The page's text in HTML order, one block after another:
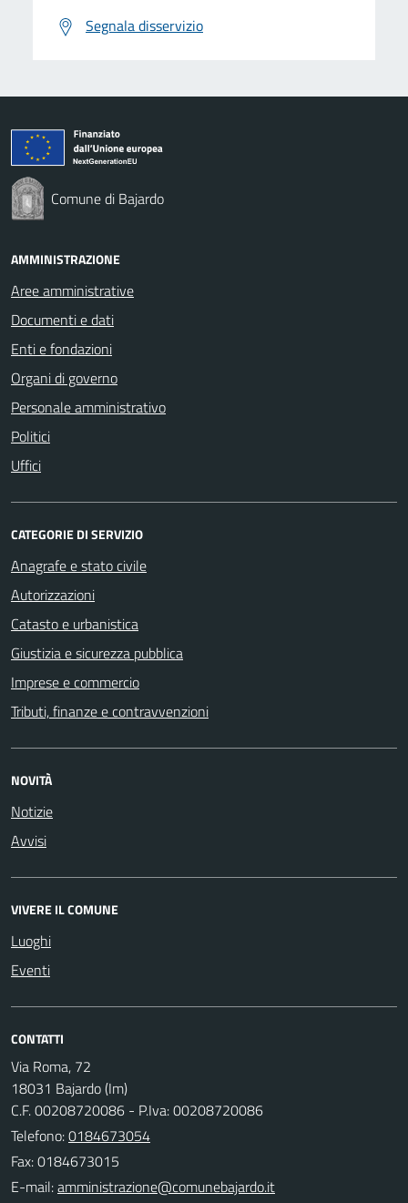
Segnala disservizio
Comune di Bajardo
AMMINISTRAZIONE
Aree amministrative
Documenti e dati
Enti e fondazioni
Organi di governo
Personale amministrativo
Politici
Uffici
CATEGORIE DI SERVIZIO
Anagrafe e stato civile
Autorizzazioni
Catasto e urbanistica
Giustizia e sicurezza pubblica
Imprese e commercio
Tributi, finanze e contravvenzioni
NOVITÀ
Notizie
Avvisi
VIVERE IL COMUNE
Luoghi
Eventi
CONTATTI
Via Roma, 72
18031 Bajardo (Im)
C.F. 00208720086 - P.Iva: 00208720086
Telefono:0184673054
Fax: 0184673015
E-mail: